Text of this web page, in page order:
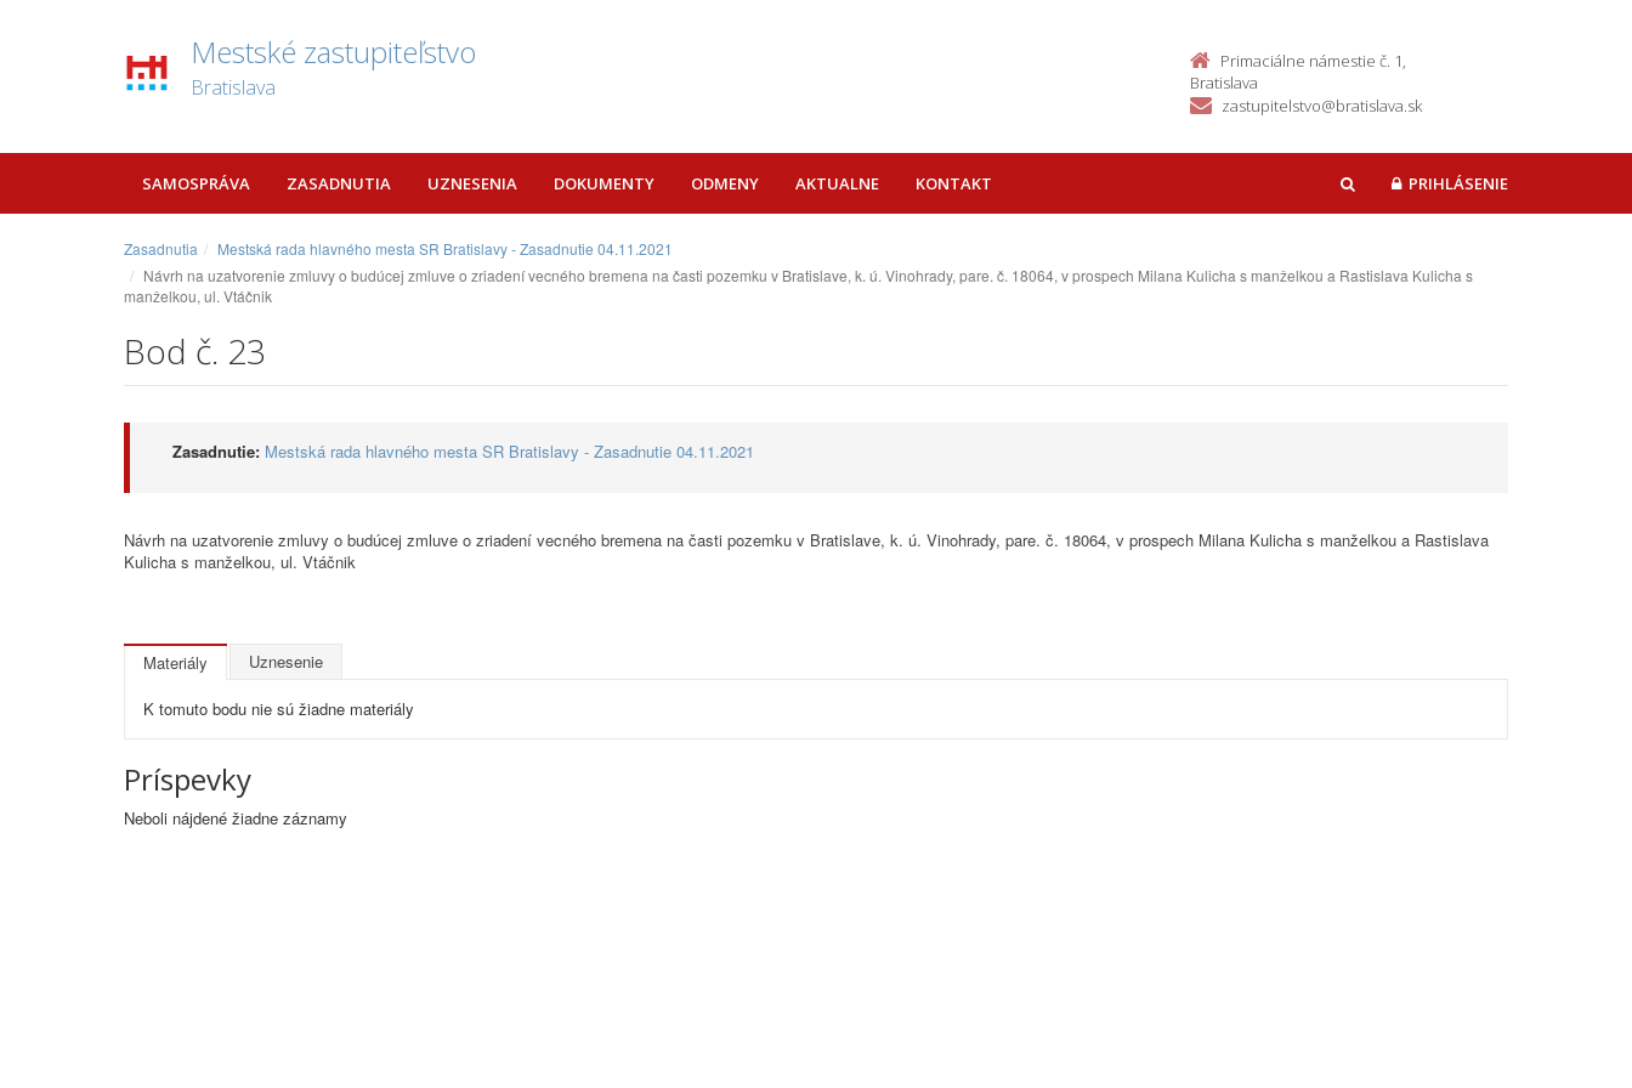
Mestské zastupiteľstvo
Bratislava
Primaciálne námestie č. 1,
Bratislava
zastupitelstvo@bratislava.sk
SAMOSPRÁVA ZASADNUTIA UZNESENIA DOKUMENTY ODMENY AKTUALNE KONTAKT HĽADAŤPRIHLÁSENIE
Zasadnutia
Mestská rada hlavného mesta SR Bratislavy - Zasadnutie 04.11.2021
Návrh na uzatvorenie zmluvy o budúcej zmluve o zriadení vecného bremena na časti pozemku v Bratislave, k. ú. Vinohrady, pare. č. 18064, v prospech Milana Kulicha s manželkou a Rastislava Kulicha s
manželkou, ul. Vtáčnik
Bod č. 23
Zasadnutie: Mestská rada hlavného mesta SR Bratislavy - Zasadnutie 04.11.2021
Návrh na uzatvorenie zmluvy o budúcej zmluve o zriadení vecného bremena na časti pozemku v Bratislave, k. ú. Vinohrady, pare. č. 18064, v prospech Milana Kulicha s manželkou a Rastislava
Kulicha s manželkou, ul. Vtáčnik
Materiály Uznesenie
K tomuto bodu nie sú žiadne materiály
Príspevky
Neboli nájdené žiadne záznamy